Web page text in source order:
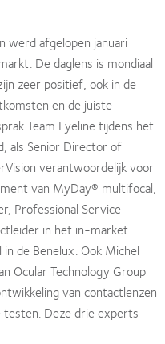
werd afgelopen januari
De daglens is mondiaal
zeer positief, ook in de
en de juiste
Team Eyeline tijdens het
als Senior Director of
verantwoordelijk voor
van MyDay® multifocal,
Professional Service
in het in-market
de Benelux. Ook Michel
Ocular Technology Group
van contactlenzen
Deze drie experts